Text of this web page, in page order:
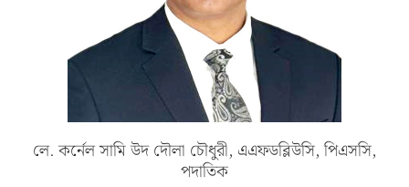
লে. কর্নেল সামি উদ দৌলা চৌধুরী, এএফডব্লিউসি, পিএসসি,
পদাতিক